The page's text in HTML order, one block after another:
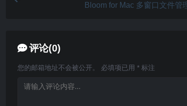
Bloom for Mac 多窗口文件管
评论(0)
您的邮箱地址不会被公开。 必填项已用 * 标注